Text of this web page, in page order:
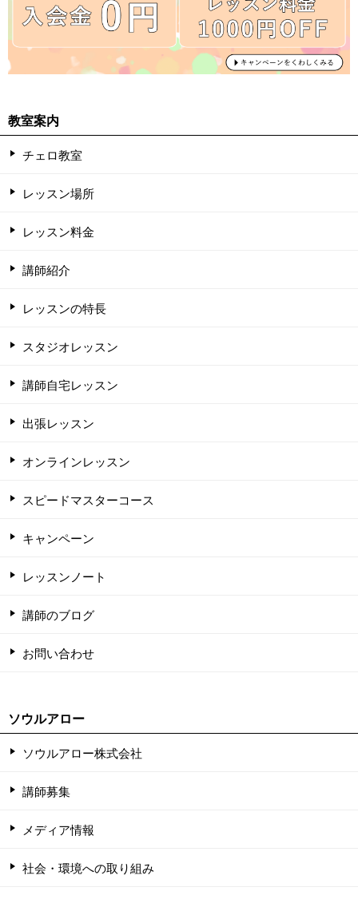
教室案内
チェロ教室
レッスン場所
レッスン料金
講師紹介
レッスンの特長
スタジオレッスン
講師自宅レッスン
出張レッスン
オンラインレッスン
スピードマスターコース
キャンペーン
レッスンノート
講師のブログ
お問い合わせ
ソウルアロー
ソウルアロー株式会社
講師募集
メディア情報
社会・環境への取り組み